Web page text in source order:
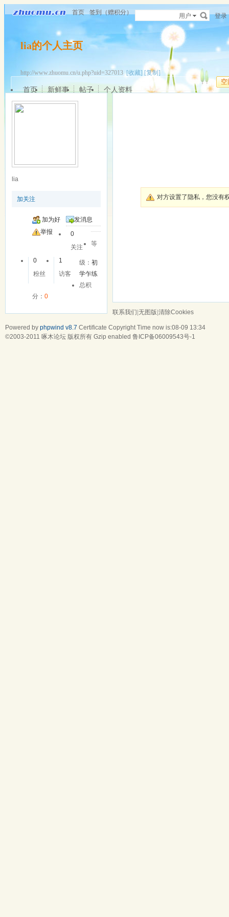
首页 签到（赠积分） 用户 登录
lia的个人主页
http://www.zhuomu.cn/u.php?uid=327013[收藏] [复制]
空
首页 新鲜事 帖子 个人资料
lia
加关注
加为好
友
发消息
举报
0
关注
0
粉丝
1
访客
等
级：初
学乍练
总积
分： 0
对方设置了隐私，您没有
联系我们 无图版 清除Cookies
Powered by phpwind v8.7 Certificate Copyright Time now is:08-09 13:34
©2003-2011 啄木论坛 版权所有 Gzip enabled 鲁ICP备06009543号-1